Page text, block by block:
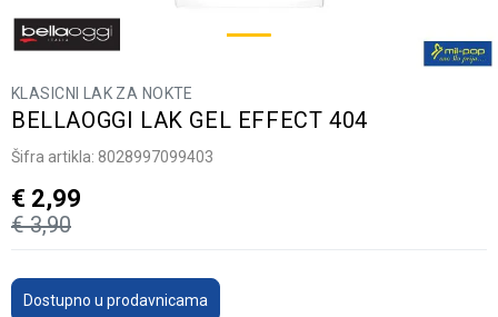
KLASICNI LAK ZA NOKTE
BELLAOGGI LAK GEL EFFECT 404
Šifra artikla: 8028997099403
€ 3,90
€ 2,99
Dostupno u prodavnicama